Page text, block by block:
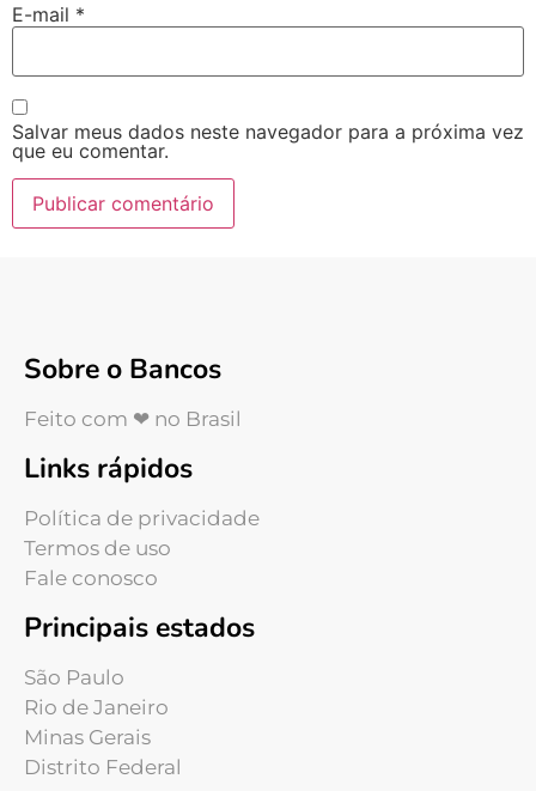
E-mail *
Salvar meus dados neste navegador para a próxima vez
que eu comentar.
Sobre o Bancos
Feito com ❤ no Brasil
Links rápidos
Política de privacidade
Termos de uso
Fale conosco
Principais estados
São Paulo
Rio de Janeiro
Minas Gerais
Distrito Federal